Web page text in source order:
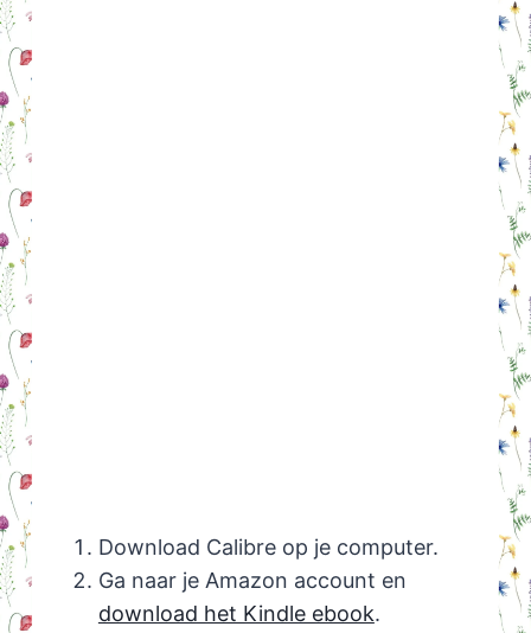
Download Calibre op je computer.
Ga naar je Amazon account en
download het Kindle ebook.